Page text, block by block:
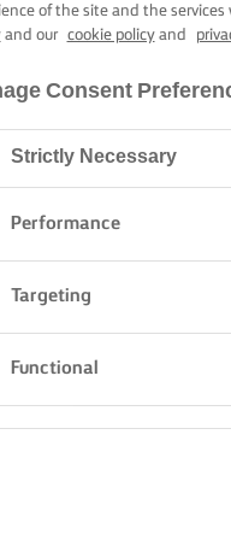
πουρέ
Lurpak®
of the site and the services
and our cookie policyand
Consent
Strictly Necessary
Performance
Targeting
Functional